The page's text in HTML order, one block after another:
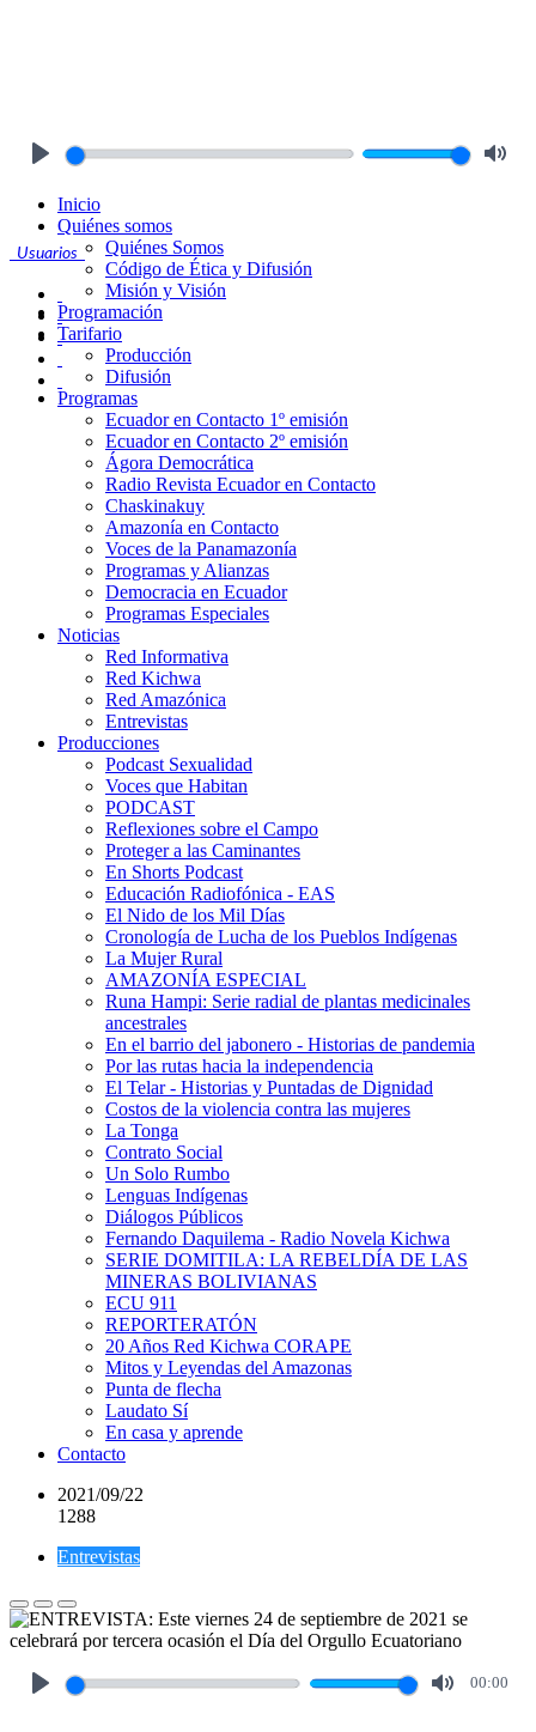
Usuarios
Inicio
Quiénes somos
Quiénes Somos
Código de Ética y Difusión
Misión y Visión
Programación
Tarifario
Producción
Difusión
Programas
Ecuador en Contacto 1º emisión
Ecuador en Contacto 2º emisión
Ágora Democrática
Radio Revista Ecuador en Contacto
Chaskinakuy
Amazonía en Contacto
Voces de la Panamazonía
Programas y Alianzas
Democracia en Ecuador
Programas Especiales
Noticias
Red Informativa
Red Kichwa
Red Amazónica
Entrevistas
Producciones
Podcast Sexualidad
Voces que Habitan
PODCAST
Reflexiones sobre el Campo
Proteger a las Caminantes
En Shorts Podcast
Educación Radiofónica - EAS
El Nido de los Mil Días
Cronología de Lucha de los Pueblos Indígenas
La Mujer Rural
AMAZONÍA ESPECIAL
Runa Hampi: Serie radial de plantas medicinales
ancestrales
En el barrio del jabonero - Historias de pandemia
Por las rutas hacia la independencia
El Telar - Historias y Puntadas de Dignidad
Costos de la violencia contra las mujeres
La Tonga
Contrato Social
Un Solo Rumbo
Lenguas Indígenas
Diálogos Públicos
Fernando Daquilema - Radio Novela Kichwa
SERIE DOMITILA: LA REBELDÍA DE LAS
MINERAS BOLIVIANAS
ECU 911
REPORTERATÓN
20 Años Red Kichwa CORAPE
Mitos y Leyendas del Amazonas
Punta de flecha
Laudato Sí
En casa y aprende
Contacto
2021/09/22
1288
Entrevistas
00:00